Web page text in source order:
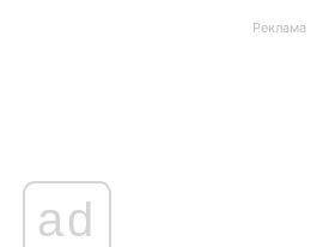
Реклама
ad